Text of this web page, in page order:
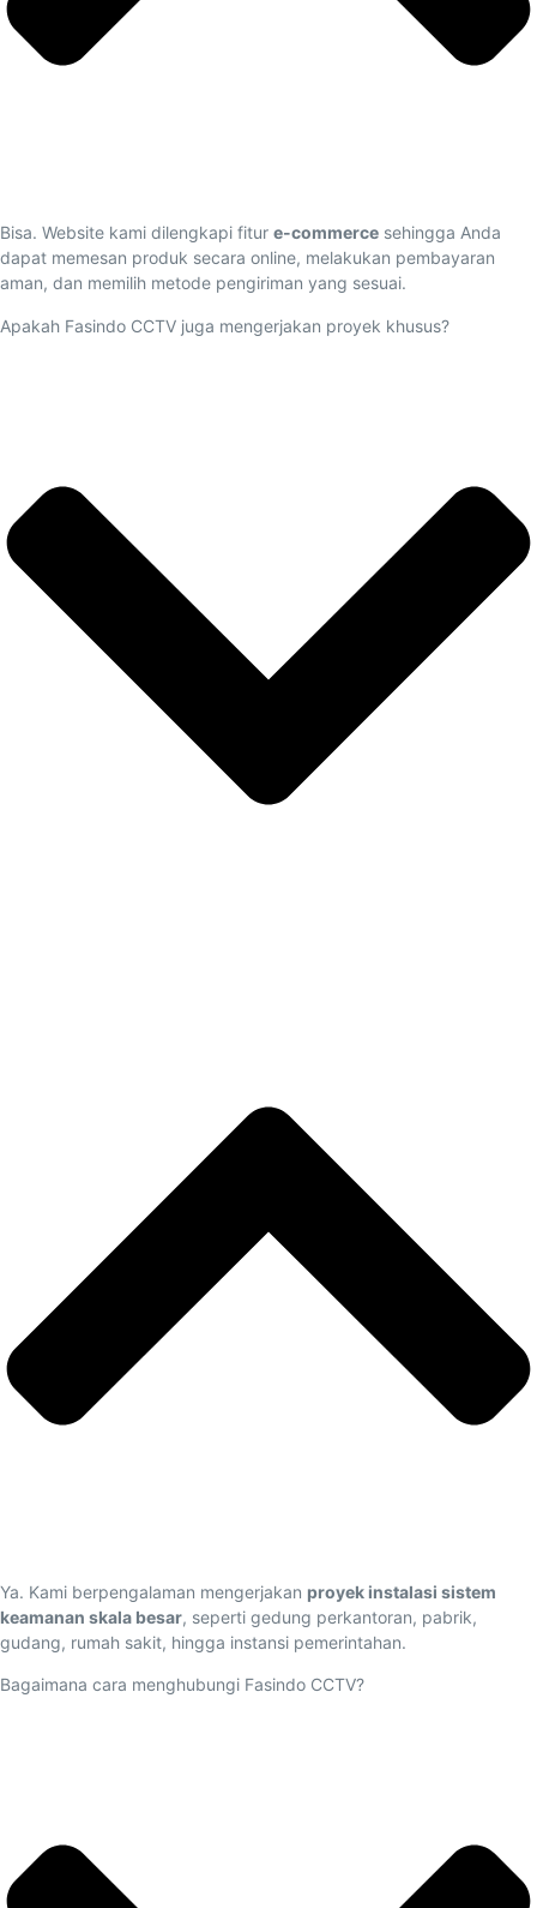
Bisa. Website kami dilengkapi fitur e-commerce sehingga Anda
dapat memesan produk secara online, melakukan pembayaran
aman, dan memilih metode pengiriman yang sesuai.
Apakah Fasindo CCTV juga mengerjakan proyek khusus?
Ya. Kami berpengalaman mengerjakan proyek instalasi sistem
keamanan skala besar, seperti gedung perkantoran, pabrik,
gudang, rumah sakit, hingga instansi pemerintahan.
Bagaimana cara menghubungi Fasindo CCTV?